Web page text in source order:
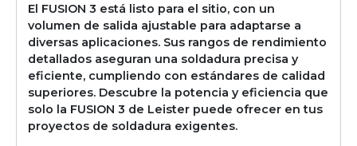
El FUSION 3 está listo para el sitio, con un
volumen de salida ajustable para adaptarse a
diversas aplicaciones. Sus rangos de rendimiento
detallados aseguran una soldadura precisa y
eficiente, cumpliendo con estándares de calidad
superiores. Descubre la potencia y eficiencia que
solo la FUSION 3 de Leister puede ofrecer en tus
proyectos de soldadura exigentes.